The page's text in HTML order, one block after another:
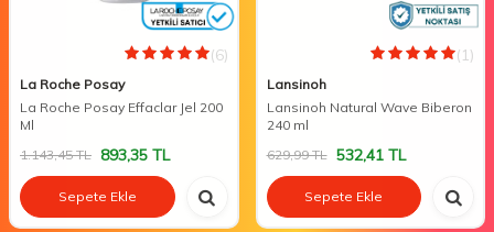
(6)
La Roche Posay
La Roche Posay Effaclar Jel 200
Ml
1.143,45TL 893,35 TL
Sepete Ekle
(1)
Lansinoh
Lansinoh Natural Wave Biberon
240 ml
629,99TL 532,41TL
Sepete Ekle